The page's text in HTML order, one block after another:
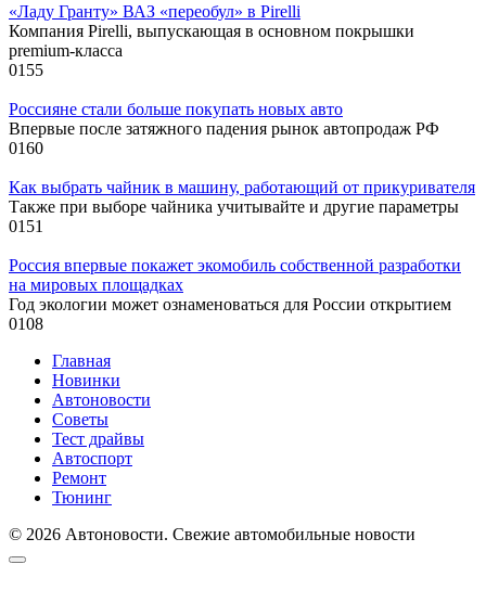
«Ладу Гранту» ВАЗ «переобул» в Pirelli
Компания Pirelli, выпускающая в основном покрышки
premium-класса
0155
Россияне стали больше покупать новых авто
Впервые после затяжного падения рынок автопродаж РФ
0160
Как выбрать чайник в машину, работающий от прикуривателя
Также при выборе чайника учитывайте и другие параметры
0151
Россия впервые покажет экомобиль собственной разработки
на мировых площадках
Год экологии может ознаменоваться для России открытием
0108
Главная
Новинки
Автоновости
Советы
Тест драйвы
Автоспорт
Ремонт
Тюнинг
© 2026 Автоновости. Свежие автомобильные новости